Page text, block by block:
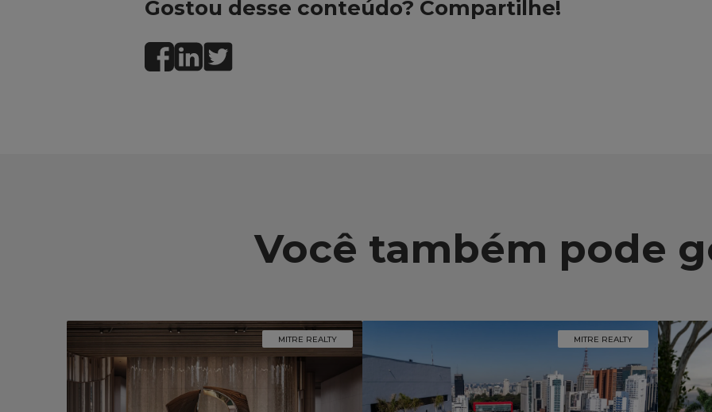
Gostou desse conteúdo? Compartilhe!
Você também pode
MITRE REALTY MITRE REALTY